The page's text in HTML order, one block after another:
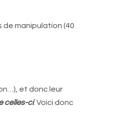
de manipulation (40
et donc leur
celles-ci. Voici donc